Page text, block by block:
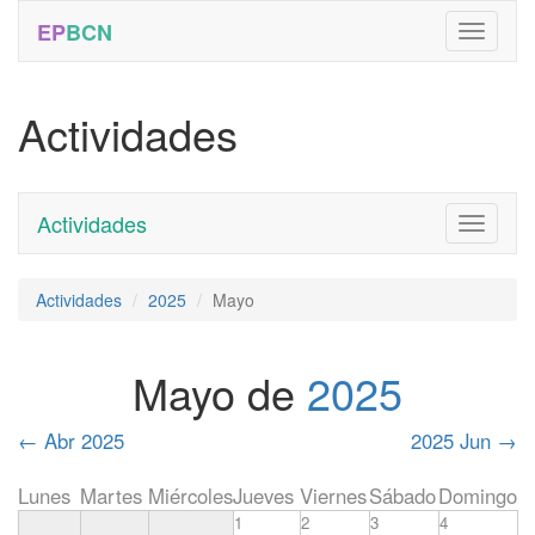
EPBCN
Actividades
Toggle
Actividades
Actividades 2025 Mayo
Mayo de 2025
← Abr 2025 2025 Jun →
Lunes Martes MiércolesJueves ViernesSábadoDomingo
1 2 3 4